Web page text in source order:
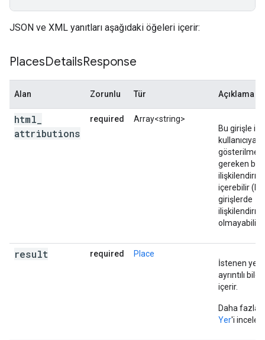
JSON ve XML yanıtları aşağıdaki öğeleri içerir:
PlacesDetailsResponse
Alan Zorunlu Tür Açıklama
html
attributions
required
Array<string>
Bu girişle
kullanıcıya
gösterilmesi
gereken bir
içerebilir
girişlerde
olmayabilir).
result required
Place
İstenen
ayrıntılı
içerir.
Daha fazla
Yer'i